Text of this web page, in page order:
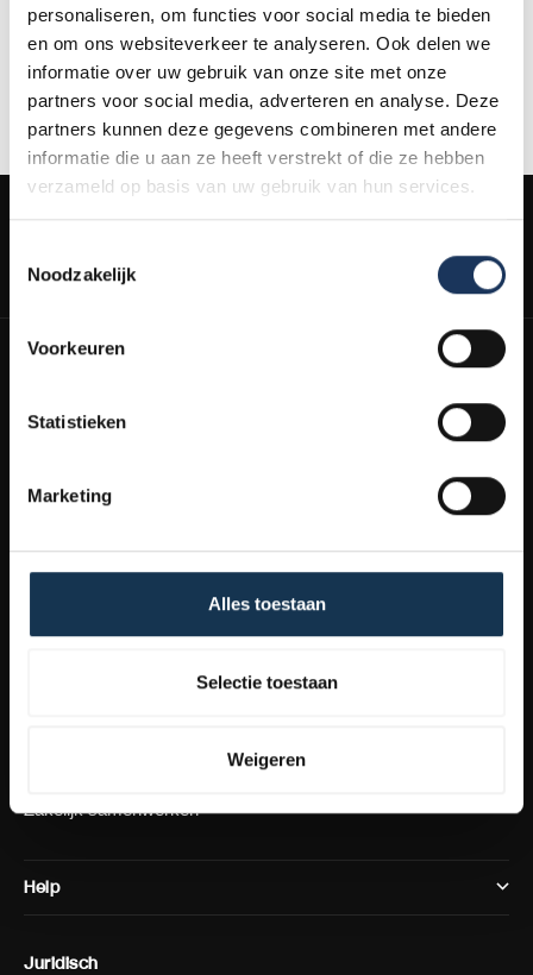
personaliseren, om functies voor social media te bieden
en om ons websiteverkeer te analyseren. Ook delen we
informatie over uw gebruik van onze site met onze
partners voor social media, adverteren en analyse. Deze
partners kunnen deze gegevens combineren met andere
informatie die u aan ze heeft verstrekt of die ze hebben
verzameld op basis van uw gebruik van hun services.
Noodzakelijk
Voorkeuren
Statistieken
Marketing
Alles toestaan
Selectie toestaan
Weigeren
mogelijk om klachten aan te melden via het ODR-platform van
de Europese Commissie. Dit ODR-platform is
Wanneer je klacht nog niet elders in behandeling is, staat het je
vrij om je klacht te deponeren via het platform van de
Europese Unie.
Schoonmaaktips
Zakelijk samenwerken
Help
Juridisch